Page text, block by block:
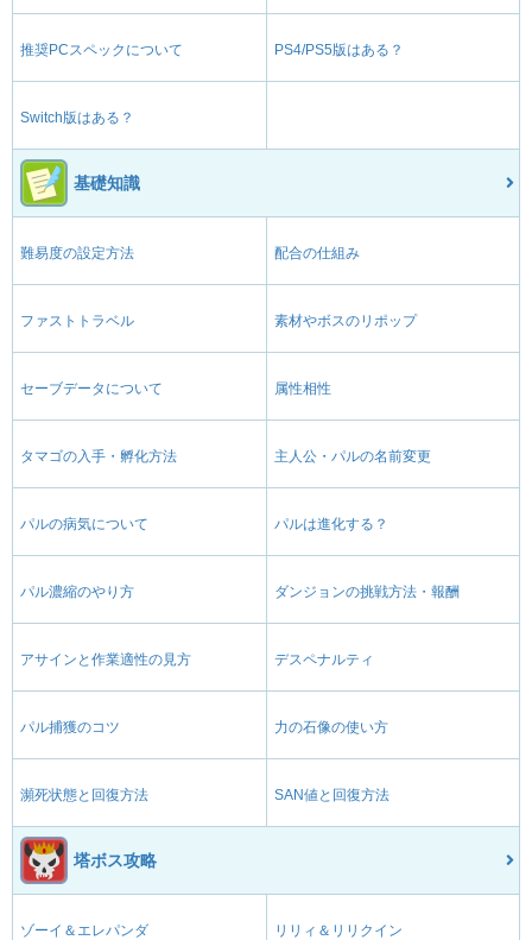
推奨PCスペックについて PS4/PS5版はある？
Switch版はある？
基礎知識
難易度の設定方法 配合の仕組み
ファストトラベル 素材やボスのリポップ
セーブデータについて 属性相性
タマゴの入手・孵化方法 主人公・パルの名前変更
パルの病気について パルは進化する？
パル濃縮のやり方 ダンジョンの挑戦方法・報酬
アサインと作業適性の見方 デスペナルティ
パル捕獲のコツ 力の石像の使い方
瀕死状態と回復方法 SAN値と回復方法
塔ボス攻略
ゾーイ＆エレパンダ リリィ＆リリクイン